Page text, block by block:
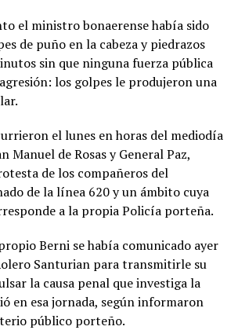
el ministro bonaerense había sido
de puño en la cabeza y piedrazos
sin que ninguna fuerza pública
los golpes le produjeron una
el lunes en horas del mediodía
Manuel de Rosas y General Paz,
de los compañeros del
de la línea 620 y un ámbito cuya
a la propia Policía porteña.
Berni se había comunicado ayer
Santurian para transmitirle su
la causa penal que investiga la
en esa jornada, según informaron
público porteño.